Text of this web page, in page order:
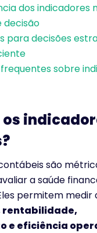
dos indicadores
decisão
para decisões
sobre
os
são
a saúde
permitem medir
rentabilidade,
e eficiência